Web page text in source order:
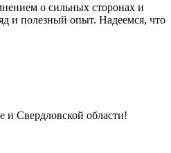
о сильных сторонах и
и полезный опыт. Надеемся, что
Свердловской области!